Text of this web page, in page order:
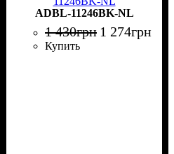
ADBL-11246BK-NL
1 430грн 1 274грн
Купить